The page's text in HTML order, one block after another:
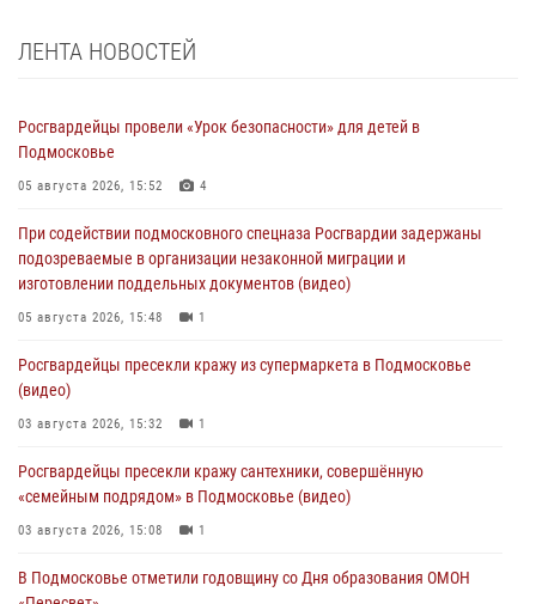
ЛЕНТА НОВОСТЕЙ
Росгвардейцы провели «Урок безопасности» для детей в
Подмосковье
05 августа 2026, 15:52 4
При содействии подмосковного спецназа Росгвардии задержаны
подозреваемые в организации незаконной миграции и
изготовлении поддельных документов (видео)
05 августа 2026, 15:48 1
Росгвардейцы пресекли кражу из супермаркета в Подмосковье
(видео)
03 августа 2026, 15:32 1
Росгвардейцы пресекли кражу сантехники, совершённую
«семейным подрядом» в Подмосковье (видео)
03 августа 2026, 15:08 1
В Подмосковье отметили годовщину со Дня образования ОМОН